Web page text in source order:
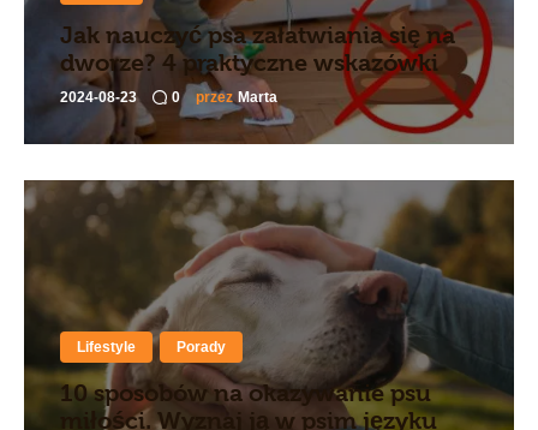
Jak nauczyć psa załatwiania się na
dworze? 4 praktyczne wskazówki
2024-08-23 0 przez Marta
Lifestyle Porady
10 sposobów na okazywanie psu
miłości. Wyznaj ją w psim języku